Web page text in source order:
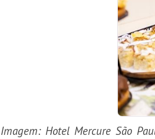
Imagem: Hotel Mercure São